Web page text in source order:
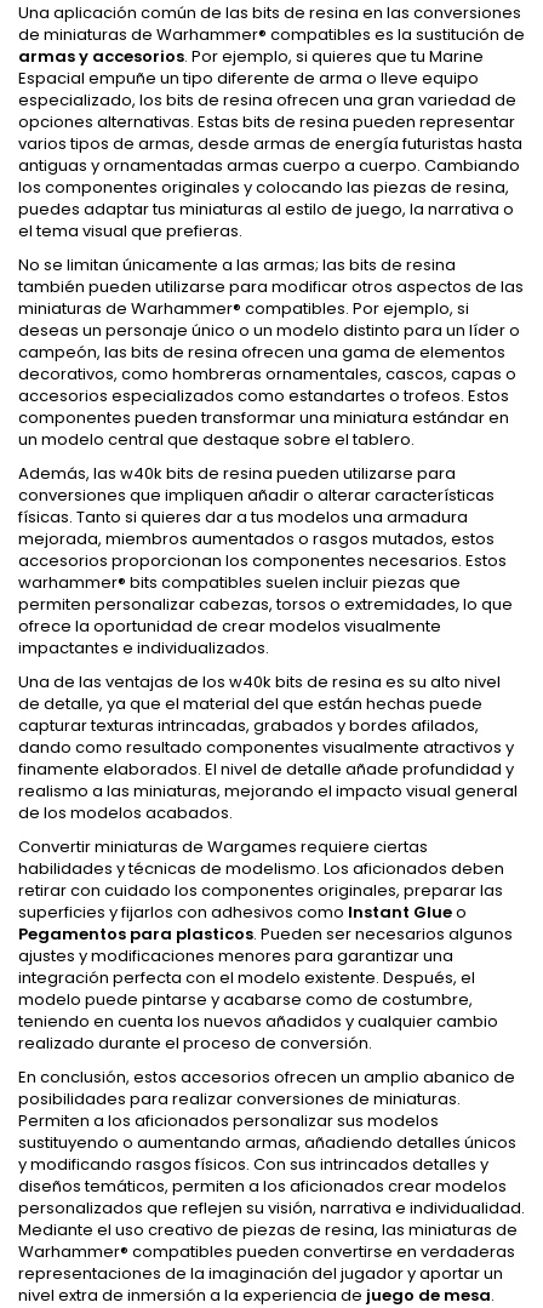
Una aplicación común de las bits de resina en las conversiones
de miniaturas de Warhammer® compatibles es la sustitución de
armas y accesorios. Por ejemplo, si quieres que tu Marine
Espacial empuñe un tipo diferente de arma o lleve equipo
especializado, los bits de resina ofrecen una gran variedad de
opciones alternativas. Estas bits de resina pueden representar
varios tipos de armas, desde armas de energía futuristas hasta
antiguas y ornamentadas armas cuerpo a cuerpo. Cambiando
los componentes originales y colocando las piezas de resina,
puedes adaptar tus miniaturas al estilo de juego, la narrativa o
el tema visual que prefieras.
No se limitan únicamente a las armas; las bits de resina
también pueden utilizarse para modificar otros aspectos de las
miniaturas de Warhammer® compatibles. Por ejemplo, si
deseas un personaje único o un modelo distinto para un líder o
campeón, las bits de resina ofrecen una gama de elementos
decorativos, como hombreras ornamentales, cascos, capas o
accesorios especializados como estandartes o trofeos. Estos
componentes pueden transformar una miniatura estándar en
un modelo central que destaque sobre el tablero.
Además, las w40k bits de resina pueden utilizarse para
conversiones que impliquen añadir o alterar características
físicas. Tanto si quieres dar a tus modelos una armadura
mejorada, miembros aumentados o rasgos mutados, estos
accesorios proporcionan los componentes necesarios. Estos
warhammer® bits compatibles suelen incluir piezas que
permiten personalizar cabezas, torsos o extremidades, lo que
ofrece la oportunidad de crear modelos visualmente
impactantes e individualizados.
Una de las ventajas de los w40k bits de resina es su alto nivel
de detalle, ya que el material del que están hechas puede
capturar texturas intrincadas, grabados y bordes afilados,
dando como resultado componentes visualmente atractivos y
finamente elaborados. El nivel de detalle añade profundidad y
realismo a las miniaturas, mejorando el impacto visual general
de los modelos acabados.
Convertir miniaturas de Wargames requiere ciertas
habilidades y técnicas de modelismo. Los aficionados deben
retirar con cuidado los componentes originales, preparar las
superficies y fijarlos con adhesivos como Instant Glueo
Pegamentos para plasticos. Pueden ser necesarios algunos
ajustes y modificaciones menores para garantizar una
integración perfecta con el modelo existente. Después, el
modelo puede pintarse y acabarse como de costumbre,
teniendo en cuenta los nuevos añadidos y cualquier cambio
realizado durante el proceso de conversión.
En conclusión, estos accesorios ofrecen un amplio abanico de
posibilidades para realizar conversiones de miniaturas.
Permiten a los aficionados personalizar sus modelos
sustituyendo o aumentando armas, añadiendo detalles únicos
y modificando rasgos físicos. Con sus intrincados detalles y
diseños temáticos, permiten a los aficionados crear modelos
personalizados que reflejen su visión, narrativa e individualidad.
Mediante el uso creativo de piezas de resina, las miniaturas de
Warhammer® compatibles pueden convertirse en verdaderas
representaciones de la imaginación del jugador y aportar un
nivel extra de inmersión a la experiencia de juego de mesa.